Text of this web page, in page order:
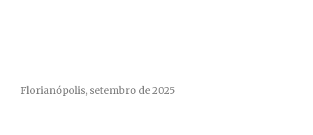
Florianópolis, setembro de 2025